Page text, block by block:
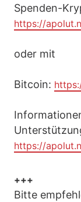
Spenden-
https://
oder mit
Bitcoin:
https://
+++
Bitte